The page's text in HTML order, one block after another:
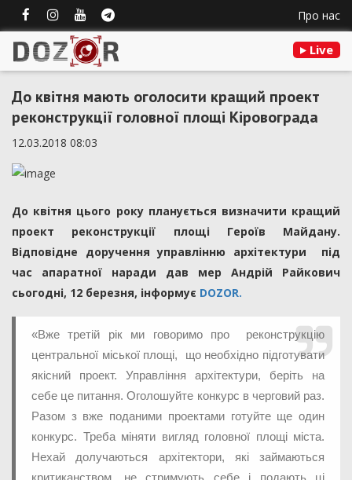
Про нас
Live
До квітня мають оголосити кращий проект
реконструкції головної площі Кіровограда
12.03.2018 08:03
До квітня цього року планується визначити кращий
проект реконструкції площі Героїв Майдану.
Відповідне доручення управлінню архітектури під
час апаратної наради дав мер Андрій Райкович
сьогодні, 12 березня, інформує DOZOR.
«Вже третій рік ми говоримо про реконструкцію
центральної міської площі, що необхідно підготувати
якісний проект. Управління архітектури, беріть на
себе це питання. Оголошуйте конкурс в черговий раз.
Разом з вже поданими проектами готуйте ще один
конкурс. Треба міняти вигляд головної площі міста.
Нехай долучаються архітектори, які займаються